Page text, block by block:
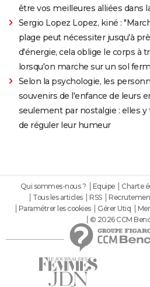
être vos meilleures alliées dans
Sergio Lopez Lopez, kiné :
plage peut nécessiter jusqu'à
d'énergie, cela oblige le corps à
lorsqu'on marche sur un sol
Selon la psychologie, les
souvenirs de l'enfance de leurs
seulement par nostalgie : elles
de réguler leur humeur
Qui sommes-nous ? Equipe Charte
Tous les articles
RSS
Paramétrer les cookies
Gérer Utiq
© 2026 CCM